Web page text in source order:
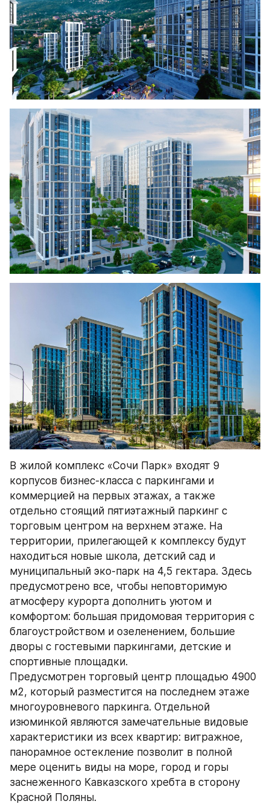
В жилой комплекс «Сочи Парк» входят 9
корпусов бизнес-класса с паркингами и
коммерцией на первых этажах, а также
отдельно стоящий пятиэтажный паркинг с
торговым центром на верхнем этаже. На
территории, прилегающей к комплексу будут
находиться новые школа, детский сад и
муниципальный эко-парк на 4,5 гектара. Здесь
предусмотрено все, чтобы неповторимую
атмосферу курорта дополнить уютом и
комфортом: большая придомовая территория с
благоустройством и озеленением, большие
дворы с гостевыми паркингами, детские и
спортивные площадки.
Предусмотрен торговый центр площадью 4900
м2, который разместится на последнем этаже
многоуровневого паркинга. Отдельной
изюминкой являются замечательные видовые
характеристики из всех квартир: витражное,
панорамное остекление позволит в полной
мере оценить виды на море, город и горы
заснеженного Кавказского хребта в сторону
Красной Поляны.